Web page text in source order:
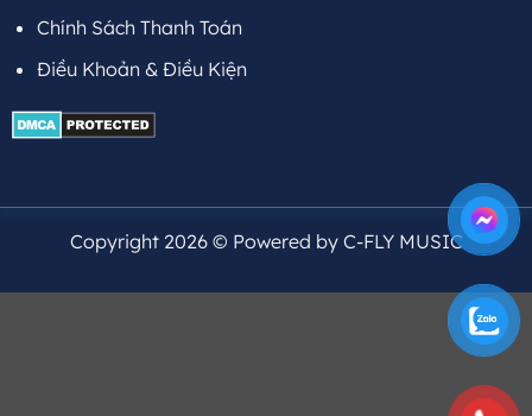
Chính Sách Thanh Toán
Điều Khoản & Điều Kiện
Copyright 2026 © Powered by C-FLY MUSIC